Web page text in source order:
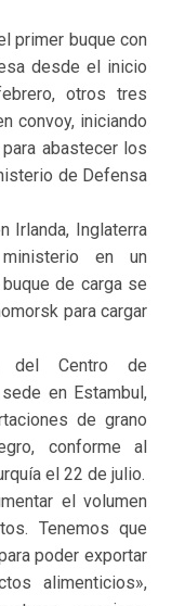
primer buque con
desde el inicio
otros tres
convoy, iniciando
abastecer los
de Defensa
Irlanda, Inglaterra
en un
de carga se
para cargar
del Centro de
en Estambul,
de grano
conforme al
el 22 de julio.
el volumen
Tenemos que
poder exportar
alimenticios»,